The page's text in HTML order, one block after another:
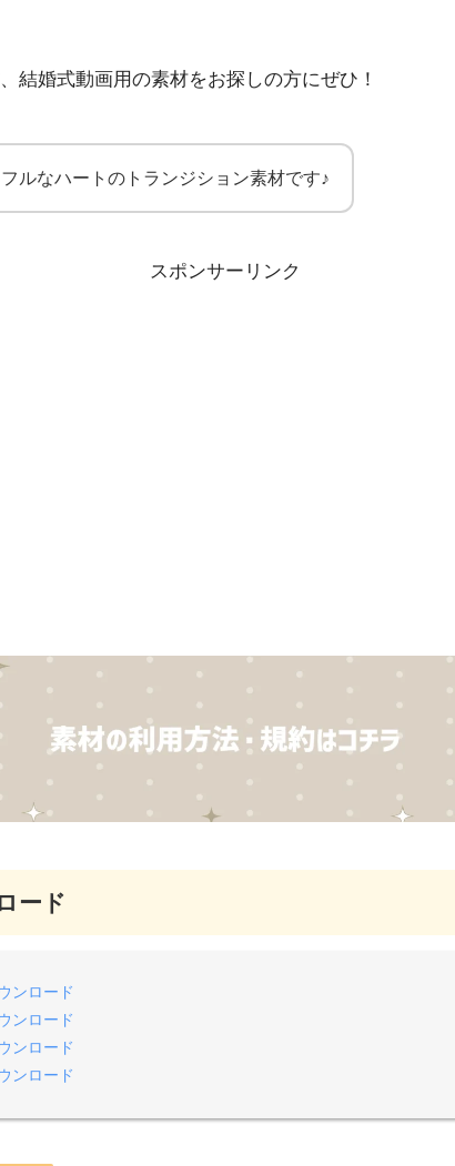
結婚式動画用の素材をお探しの方にぜひ！
ルなハートのトランジション素材です♪
スポンサーリンク
ード
ンロード
ンロード
ンロード
ンロード